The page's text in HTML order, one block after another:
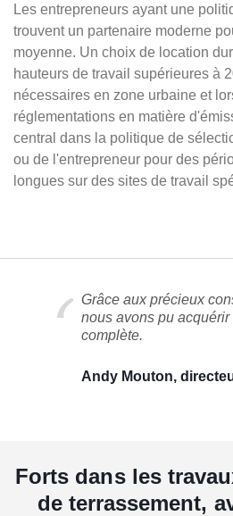
Les entrepreneurs ayant une
trouvent un partenaire moderne
moyenne. Un choix de location
hauteurs de travail supérieures à
nécessaires en zone urbaine et
réglementations en matière
central dans la politique de
ou de l'entrepreneur pour des
longues sur des sites de travail
Grâce aux précieux
nous avons pu
complète.
Andy Mouton,
Forts dans les
de terrassement,